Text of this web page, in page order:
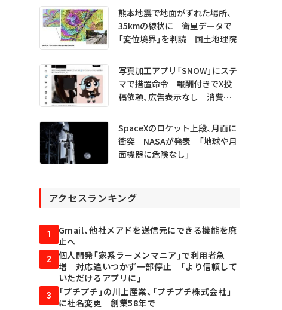
熊本地震で地面がずれた場所、
35kmの線状に 衛星データで
「変位境界」を判読 国土地理院
写真加工アプリ「SNOW」にステ
マで措置命令 報酬付きでX投
稿依頼、広告表示なし 消費者
SpaceXのロケット上段、月面に
衝突 NASAが発表 「地球や月
面機器に危険なし」
アクセスランキング
1
Gmail、他社メアドを送信元にできる機能を廃
止へ
2
個人開発「家系ラーメンマニア」で利用者急
増 対応追いつかず一部停止 「より信頼して
いただけるアプリに」
3
「プチプチ」の川上産業、「プチプチ株式会社」
に社名変更 創業58年で